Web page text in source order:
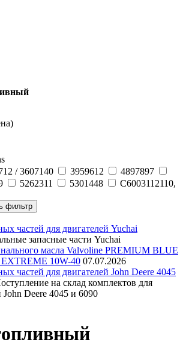
/ 3607140 3959612
4897897
5262311 5301448
C6003112110,
частей для двигателей Yuchai
запасные части Yuchai
масла Valvoline PREMIUM BLUE
10W-40 07.07.2026
частей для двигателей John Deere 4045
на склад комплектов для
John Deere 4045 и 6090